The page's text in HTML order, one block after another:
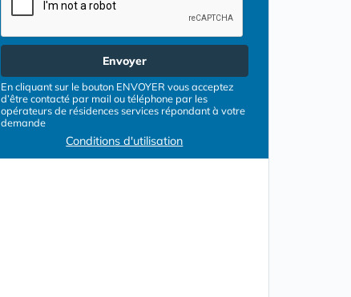
Envoyer
En cliquant sur le bouton ENVOYER vous acceptez
d’être contacté par mail ou téléphone par les
opérateurs de résidences services répondant à votre
demande
Conditions d'utilisation